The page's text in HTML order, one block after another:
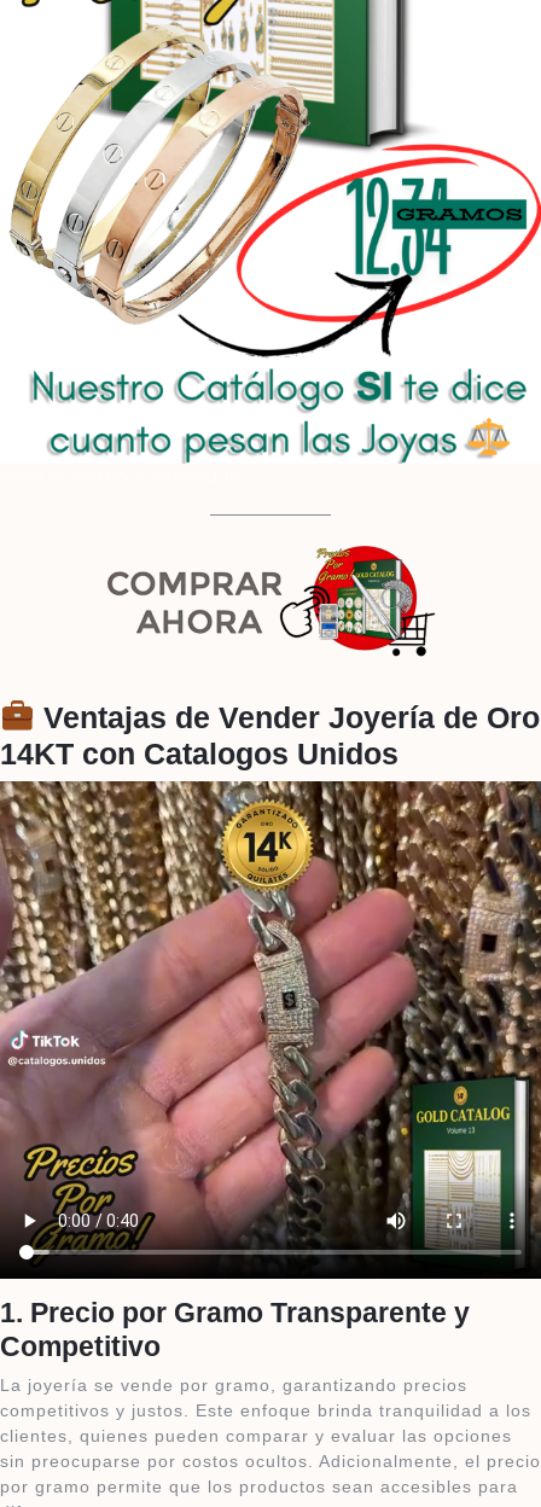
Ventajas de Vender Joyería de Oro
14KT con Catalogos Unidos
1. Precio por Gramo Transparente y
Competitivo
La joyería se vende por gramo, garantizando precios
competitivos y justos. Este enfoque brinda tranquilidad a los
clientes, quienes pueden comparar y evaluar las opciones
sin preocuparse por costos ocultos. Adicionalmente, el precio
por gramo permite que los productos sean accesibles para